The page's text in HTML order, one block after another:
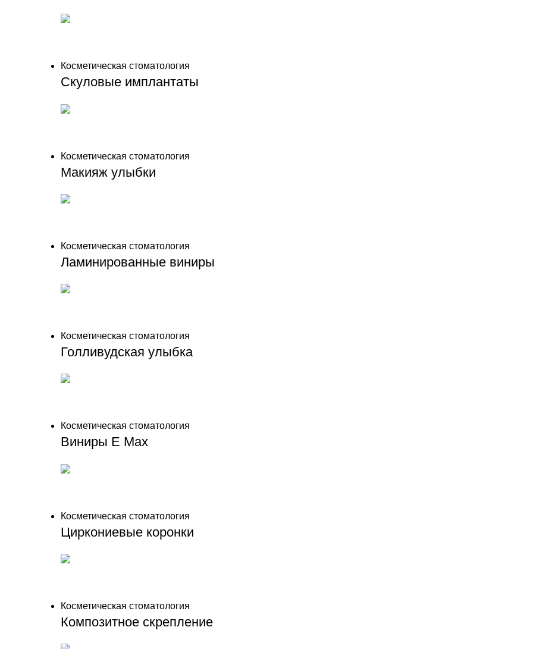
Косметическая стоматология
Скуловые имплантаты
Косметическая стоматология
Макияж улыбки
Косметическая стоматология
Ламинированные виниры
Косметическая стоматология
Голливудская улыбка
Косметическая стоматология
Виниры E Max
Косметическая стоматология
Циркониевые коронки
Косметическая стоматология
Композитное скрепление